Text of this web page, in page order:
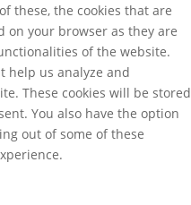
these, the cookies that are
on your browser as they are
of the website.
help us analyze and
These cookies will be stored
You also have the option
out of some of these